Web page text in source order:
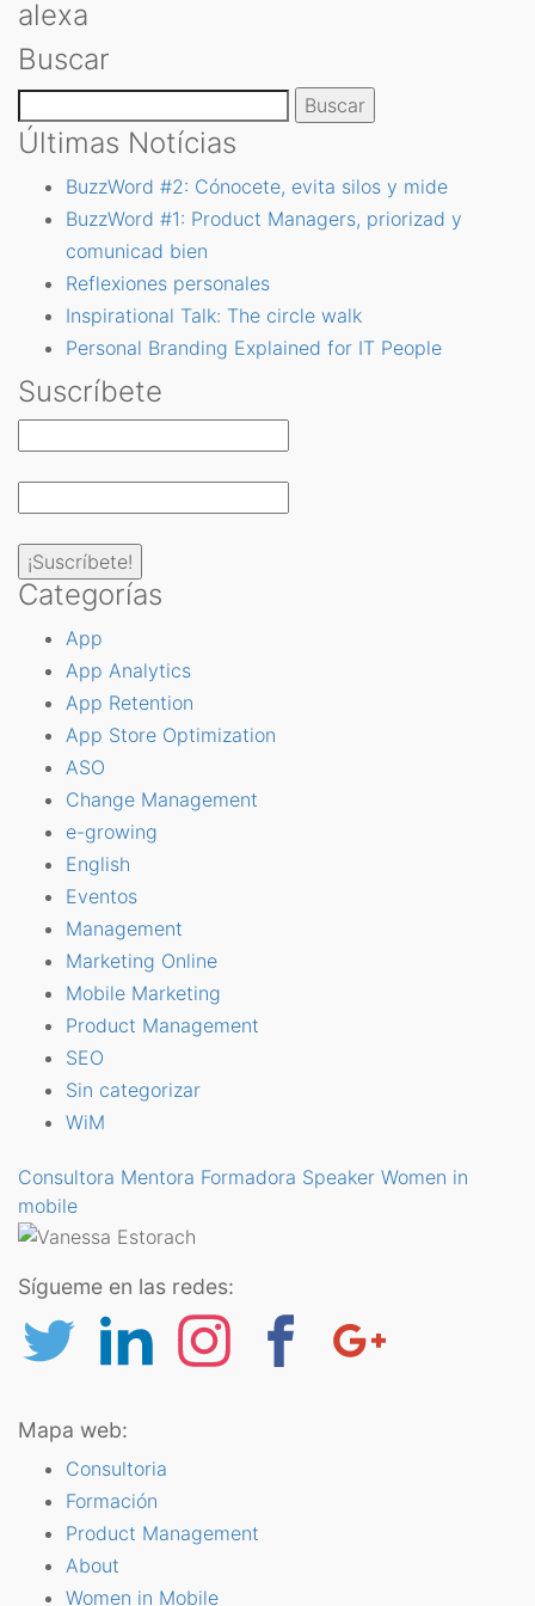
Vanessa Estorach
alexa
Buscar
Últimas Notícias
BuzzWord #2: Cónocete, evita silos y mide
BuzzWord #1: Product Managers, priorizad y
comunicad bien
Reflexiones personales
Inspirational Talk: The circle walk
Personal Branding Explained for IT People
Suscríbete
Categorías
App
App Analytics
App Retention
App Store Optimization
ASO
Change Management
e-growing
English
Eventos
Management
Marketing Online
Mobile Marketing
Product Management
SEO
Sin categorizar
WiM
Consultora Mentora Formadora Speaker Women in
mobile
Sígueme en las redes:
Mapa web:
Consultoria
Formación
Product Management
About
Women in Mobile